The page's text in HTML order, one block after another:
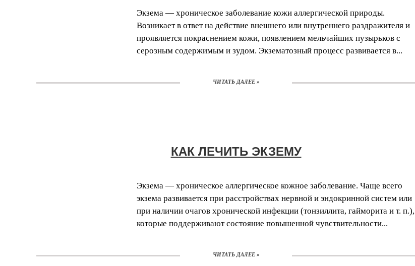
Экзема — хроническое заболевание кожи аллергической природы.
Возникает в ответ на действие внешнего или внутреннего раздражителя и
проявляется покраснением кожи, появлением мельчайших пузырьков с
серозным содержимым и зудом. Экзематозный процесс развивается в...
ЧИТАТЬ ДАЛЕЕ »
КАК ЛЕЧИТЬ ЭКЗЕМУ
Экзема — хроническое аллергическое кожное заболевание. Чаще всего
экзема развивается при расстройствах нервной и эндокринной систем или
при наличии очагов хронической инфекции (тонзиллита, гайморита и т. п.),
которые поддерживают состояние повышенной чувствительности...
ЧИТАТЬ ДАЛЕЕ »